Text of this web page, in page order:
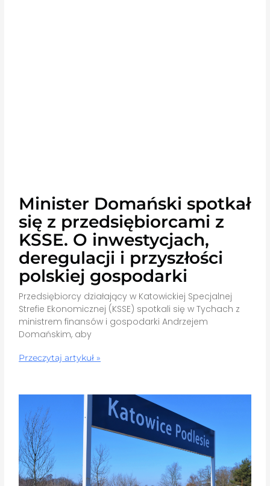
Minister Domański spotkał
się z przedsiębiorcami z
KSSE. O inwestycjach,
deregulacji i przyszłości
polskiej gospodarki
Przedsiębiorcy działający w Katowickiej Specjalnej
Strefie Ekonomicznej (KSSE) spotkali się w Tychach z
ministrem finansów i gospodarki Andrzejem
Domańskim, aby
Przeczytaj artykuł »